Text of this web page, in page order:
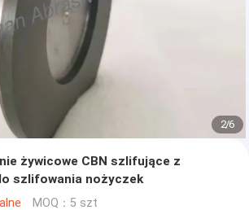
2/6
żywicowe CBN szlifujące z
szlifowania nożyczek
MOQ：5 szt